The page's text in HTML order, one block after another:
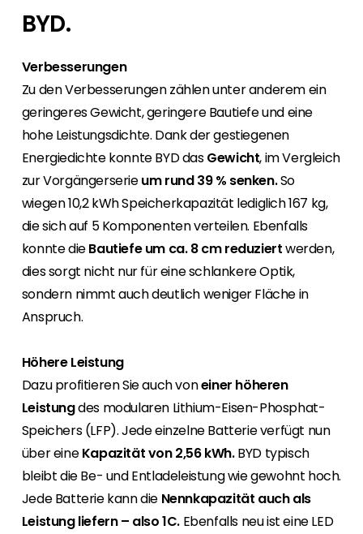
Unser Kunden-Portal bietet 24/7 Live-Preise,
Produktverfügbarkeit und Dokumentation!
Karriere
Sie suchen nach einem Job in der
Erneuerbaren Energie Branche? Dann sind Sie
bei uns richtig!
Hauseigentümer
Wenn Sie auf der Suche nach wichtigen
Produkt- und Brancheninformationen sind,
werden Sie bei uns fündig.
Region
nach einem passenden PV-Installateur? Dann
sind Sie bei uns genau richtig.
BYD.
Verbesserungen
Zu den Verbesserungen zählen unter anderem ein
geringeres Gewicht, geringere Bautiefe und eine
hohe Leistungsdichte. Dank der gestiegenen
Energiedichte konnte BYD dasGewicht, im Vergleich
zur Vorgängerserieum rund 39 % senken.So
wiegen 10,2 kWh Speicherkapazität lediglich 167 kg,
die sich auf 5 Komponenten verteilen. Ebenfalls
konnte dieBautiefe um ca. 8 cm reduziertwerden,
dies sorgt nicht nur für eine schlankere Optik,
sondern nimmt auch deutlich weniger Fläche in
Anspruch.
Höhere Leistung
Dazu profitieren Sie auch voneiner höheren
Leistungdes modularen Lithium-Eisen-Phosphat-
Speichers (LFP). Jede einzelne Batterie verfügt nun
über eineKapazität von 2,56 kWh.BYD typisch
bleibt die Be- und Entladeleistung wie gewohnt hoch.
Jede Batterie kann die Nennkapazität auch als
Leistung liefern – also 1C. Ebenfalls neu ist eine LED